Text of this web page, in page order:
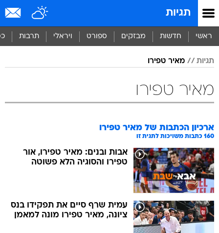
תגיות
ראשי חדשות מבזקים ספורט ויראלי תרבות
תגיות מאיר טפירו
מאיר טפירו
ארכיון הכתבות של מאיר טפירו
160 כתבות משויכות לתגית זו
אבות ובנים: מאיר טפירו, אור
טפירו והסוגיה הלא פשוטה
עמית שרף סיים את תפקידו בנס
ציונה, מאיר טפירו מונה למאמן